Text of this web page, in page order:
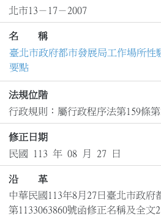
北市13－17－2007
名 稱
臺北市政府都市發展局工作場所性
要點
法規位階
行政規則：屬行政程序法第159條
修正日期
民國 113 年 08 月 27 日
沿 革
中華民國113年8月27日臺北市政府
第1133063860號函修正名稱及全文